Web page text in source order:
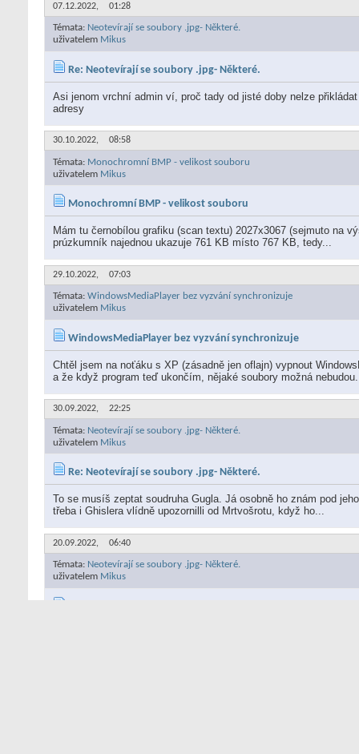
07.12.2022, 01:28
Témata: Neotevírají se soubory .jpg- Některé.
uživatelem Mikus
Re: Neotevírají se soubory .jpg- Některé.
Asi jenom vrchní admin ví, proč tady od jisté doby nelze
adresy
30.10.2022, 08:58
Témata: Monochromní BMP - velikost souboru
uživatelem Mikus
Monochromní BMP - velikost souboru
Mám tu černobílou grafiku (scan textu) 2027x3067 (sejmuto na
prúzkumník najednou ukazuje 761 KB místo 767 KB, tedy...
29.10.2022, 07:03
Témata: WindowsMediaPlayer bez vyzvání synchronizuje
uživatelem Mikus
WindowsMediaPlayer bez vyzvání synchronizuje
Chtěl jsem na noťáku s XP (zásadně jen oflajn) vypnout
a že když program teď ukončím, nějaké soubory možná
30.09.2022, 22:25
Témata: Neotevírají se soubory .jpg- Některé.
uživatelem Mikus
Re: Neotevírají se soubory .jpg- Některé.
To se musíš zeptat soudruha Gugla. Já osobně ho znám pod
třeba i Ghislera vlídně upozornilli od Mrtvošrotu, když ho...
20.09.2022, 06:40
Témata: Neotevírají se soubory .jpg- Některé.
uživatelem Mikus